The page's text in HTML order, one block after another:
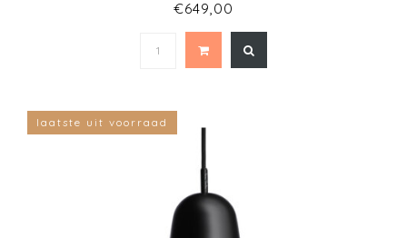
€649,00
laatste uit voorraad